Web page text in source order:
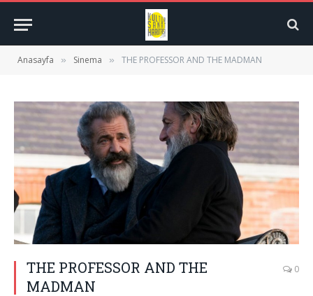
Anasayfa » Sinema » THE PROFESSOR AND THE MADMAN
THE PROFESSOR AND THE
MADMAN
0